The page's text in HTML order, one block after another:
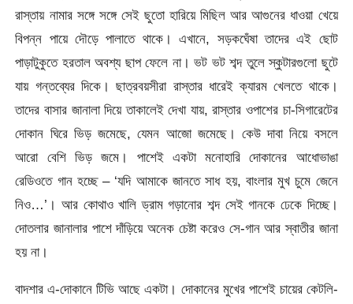
রাস্তায় নামার সঙ্গে সঙ্গে সেই ছুতো হারিয়ে মিছিল আর আগুনের ধাওয়া খেয়ে
বিপন্ন পায়ে দৌড়ে পালাতে থাকে। এখানে, সড়কঘেঁষা তাদের এই ছোট
পাড়াটুকুতে হরতাল অবশ্য ছাপ ফেলে না। ভট ভট শব্দ তুলে স্কুটারগুলো ছুটে
যায় গন্তব্যের দিকে। ছাত্রবয়সীরা রাস্তার ধারেই ক্যারম খেলতে থাকে।
তাদের বাসার জানালা দিয়ে তাকালেই দেখা যায়, রাস্তার ওপাশের চা-সিগারেটের
দোকান ঘিরে ভিড় জমেছে, যেমন আজো জমেছে। কেউ দাবা নিয়ে বসলে
আরো বেশি ভিড় জমে। পাশেই একটা মনোহারি দোকানের আধোভাঙা
রেডিওতে গান হচ্ছে – ‘যদি আমাকে জানতে সাধ হয়, বাংলার মুখ চুমে জেনে
নিও…’। আর কোথাও খালি ড্রাম গড়ানোর শব্দ সেই গানকে ঢেকে দিচ্ছে।
দোতলার জানালার পাশে দাঁড়িয়ে অনেক চেষ্টা করেও সে-গান আর স্বাতীর জানা
হয় না।
বাদশার এ-দোকানে টিভি আছে একটা। দোকানের মুখের পাশেই চায়ের কেটলি-